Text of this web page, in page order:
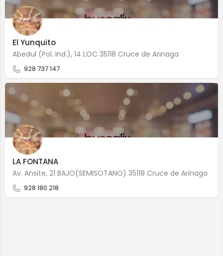
El Yunquito
Abedul (Pol. Ind.), 14 LOC 35118 Cruce de Arinaga
928 737 147
LA FONTANA
Av. Ansite, 21 BAJO(SEMISOTANO) 35118 Cruce de Arinaga
928 180 218